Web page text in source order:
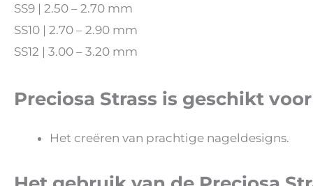
SS9 | 2.50 – 2.70 mm
SS10 | 2.70 – 2.90 mm
SS12 | 3.00 – 3.20 mm
Preciosa Strass is geschikt voor
Het creëren van prachtige nageldesigns.